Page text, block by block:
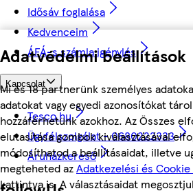
Adatvédelmi beállítások
Mi és 18 partnerünk személyes
adatokat vagy egyedi azonosítókat
hozzáférhetünk azokhoz. Az Összes
elutasítása gombok kiválasztásával
módosíthatod a beállításaidat, illetve
megteheted azAdatkezelési és
kattintva is. A választásaidat
Idősáv foglalása
Kedvenceim
ÁFÁ-s számla igénylés
Kapcsolat
Tesco.hu
Ügyfélszolgálat - 0680222333
Áruházkereső